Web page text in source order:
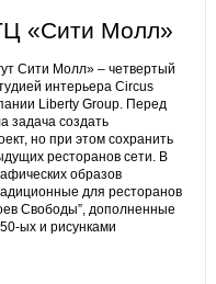
«Сити Молл»
Сити Молл» – четвертый
интерьера Circus
Liberty Group. Перед
задача создать
но при этом сохранить
ресторанов сети. В
образов
для ресторанов
Свободы”, дополненные
ых и рисунками